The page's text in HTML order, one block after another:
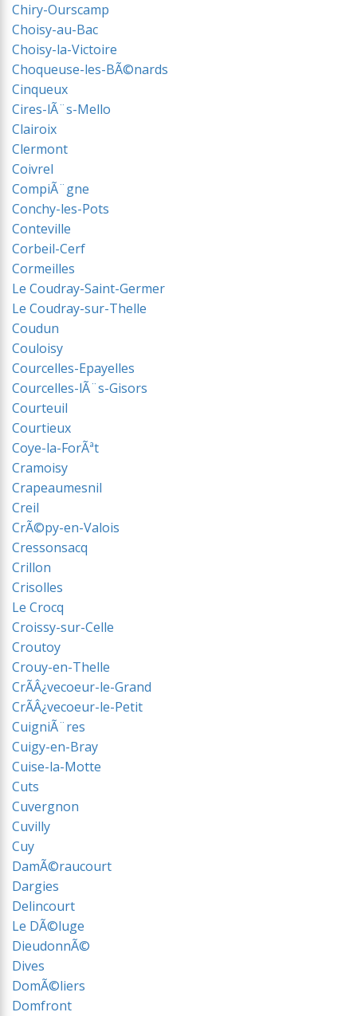
Chiry-Ourscamp
Choisy-au-Bac
Choisy-la-Victoire
Choqueuse-les-BÃ©nards
Cinqueux
Cires-lÃ¨s-Mello
Clairoix
Clermont
Coivrel
CompiÃ¨gne
Conchy-les-Pots
Conteville
Corbeil-Cerf
Cormeilles
Le Coudray-Saint-Germer
Le Coudray-sur-Thelle
Coudun
Couloisy
Courcelles-Epayelles
Courcelles-lÃ¨s-Gisors
Courteuil
Courtieux
Coye-la-ForÃªt
Cramoisy
Crapeaumesnil
Creil
CrÃ©py-en-Valois
Cressonsacq
Crillon
Crisolles
Le Crocq
Croissy-sur-Celle
Croutoy
Crouy-en-Thelle
CrÃÂ¿vecoeur-le-Grand
CrÃÂ¿vecoeur-le-Petit
CuigniÃ¨res
Cuigy-en-Bray
Cuise-la-Motte
Cuts
Cuvergnon
Cuvilly
Cuy
DamÃ©raucourt
Dargies
Delincourt
Le DÃ©luge
DieudonnÃ©
Dives
DomÃ©liers
Domfront